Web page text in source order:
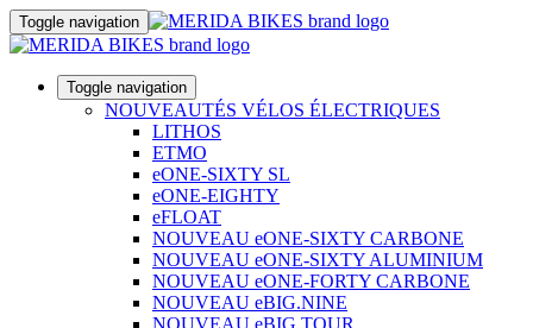
Toggle navigation
Toggle navigation
NOUVEAUTÉS VÉLOS ÉLECTRIQUES
LITHOS
ETMO
eONE-SIXTY SL
eONE-EIGHTY
eFLOAT
NOUVEAU eONE-SIXTY CARBONE
NOUVEAU eONE-SIXTY ALUMINIUM
NOUVEAU eONE-FORTY CARBONE
NOUVEAU eBIG.NINE
NOUVEAU eBIG.TOUR